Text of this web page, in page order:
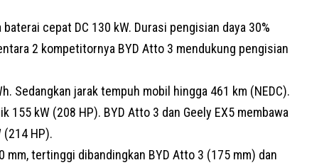
cepat DC 130 kW. Durasi pengisian daya 30%
2 kompetitornya BYD Atto 3 mendukung pengisian
Sedangkan jarak tempuh mobil hingga 461 km (NEDC).
kW (208 HP). BYD Atto 3 dan Geely EX5 membawa
HP).
tertinggi dibandingkan BYD Atto 3 (175 mm) dan